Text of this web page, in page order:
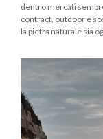
dentro mercati
contract, outdoor e
la pietra naturale sia